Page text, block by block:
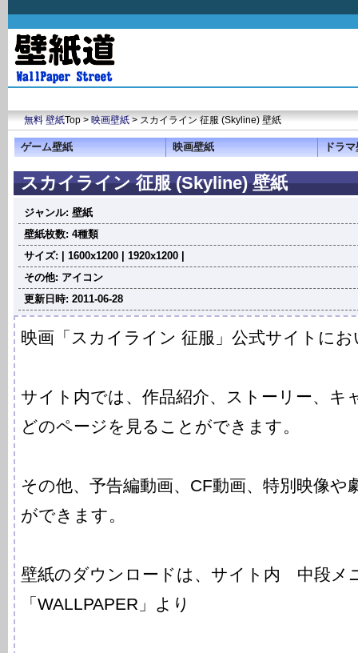
無料 壁紙Top >映画壁紙> スカイライン 征服 (Skyline) 壁紙
ゲーム壁紙 映画壁紙 ドラ
スカイライン 征服 (Skyline) 壁紙
ジャンル: 壁紙
壁紙枚数: 4種類
サイズ: | 1600x1200 | 1920x1200 |
その他: アイコン
更新日時: 2011-06-28
映画「スカイライン 征服」公式サイトに
サイト内では、作品紹介、ストーリー、キ
どのページを見ることができます。
その他、予告編動画、CF動画、特別映像や
ができます。
壁紙のダウンロードは、サイト内 中段メ
「WALLPAPER」より